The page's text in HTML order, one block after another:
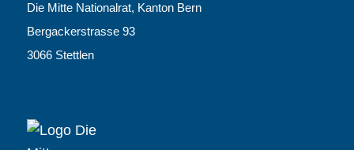
Die Mitte Nationalrat, Kanton Bern
Bergackerstrasse 93
3066 Stettlen